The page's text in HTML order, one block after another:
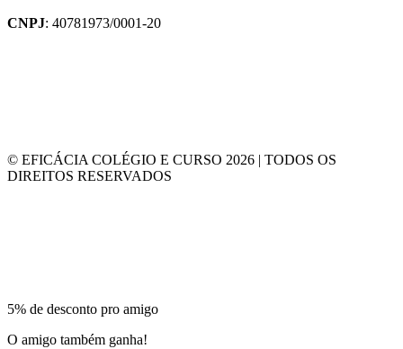
CNPJ: 40781973/0001-20
© EFICÁCIA COLÉGIO E CURSO 2026 | TODOS OS
DIREITOS RESERVADOS
5% de desconto pro amigo
O amigo também ganha!